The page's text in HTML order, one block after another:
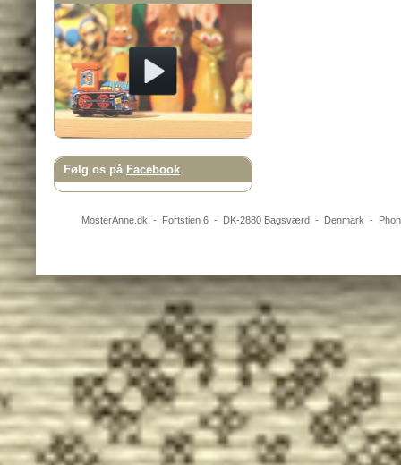
Følg os på Facebook
MosterAnne.dk - Fortstien 6- DK-2880 Bagsværd- Denmark -